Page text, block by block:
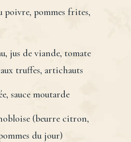
poivre, pommes frites,
jus de viande, tomate
truffes, artichauts
sauce moutarde
(beurre citron,
du jour)